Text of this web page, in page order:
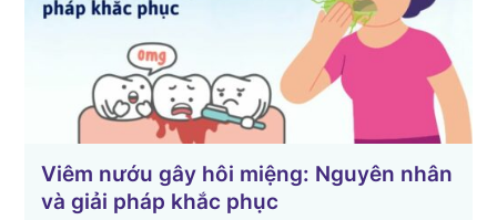
Viêm nướu gây hôi miệng: Nguyên nhân
và giải pháp khắc phục